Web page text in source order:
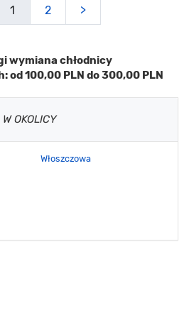
1 2 >
wymiana chłodnicy
od 100,00 PLN do 300,00 PLN
W OKOLICY
Włoszczowa